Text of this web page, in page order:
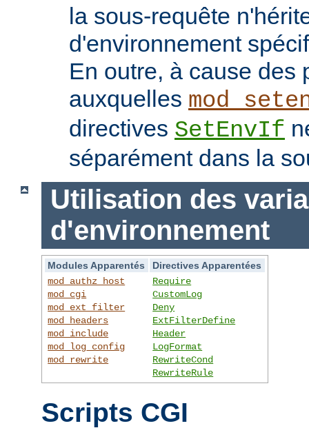
la sous-requête
d'environnement
En outre, à cause des
auxquelles
directives SetEnvIf
séparément dans la
Utilisation des
d'environnement
Modules Apparentés
Directives Apparentées
mod_authz_host
mod_cgi
mod_ext_filter
mod_headers
mod_include
mod_log_config
mod_rewrite
Require
CustomLog
Deny
ExtFilterDefine
Header
LogFormat
RewriteCond
RewriteRule
Scripts CGI